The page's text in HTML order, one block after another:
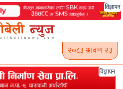
विज्ञापन
२०८३ श्रावण २३
विज्ञापन